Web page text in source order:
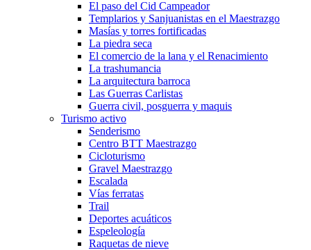
El paso del Cid Campeador
Templarios y Sanjuanistas en el Maestrazgo
Masías y torres fortificadas
La piedra seca
El comercio de la lana y el Renacimiento
La trashumancia
La arquitectura barroca
Las Guerras Carlistas
Guerra civil, posguerra y maquis
Turismo activo
Senderismo
Centro BTT Maestrazgo
Cicloturismo
Gravel Maestrazgo
Escalada
Vías ferratas
Trail
Deportes acuáticos
Espeleología
Raquetas de nieve